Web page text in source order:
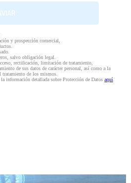
y prospección comercial,
salvo obligación legal.
rectificación, limitación de tratamiento,
de sus datos de carácter personal, así como a la
tratamiento de los mismos.
la información detallada sobre Protección de Datos aquí.